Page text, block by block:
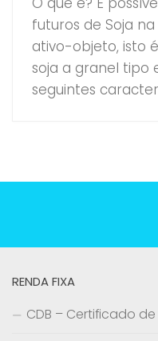
futuros de Soja na
ativo-objeto, isto
soja a granel tipo
seguintes
RENDA FIXA
CDB – Certificado